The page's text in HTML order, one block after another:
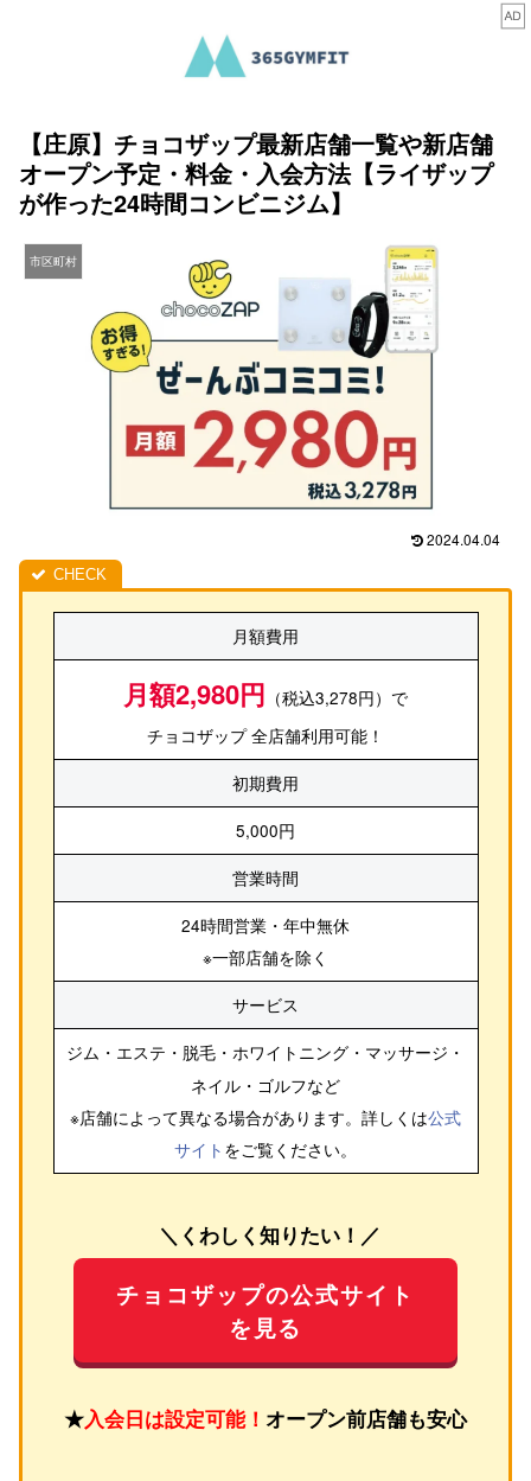
【庄原】チョコザップ最新店舗一覧や新店舗
オープン予定・料金・入会方法【ライザップ
が作った24時間コンビニジム】
市区町村
2024.04.04
月額費用
月額2,980円 （税込3,278円）で
チョコザップ 全店舗利用可能！
初期費用
5,000円
営業時間
24時間営業・年中無休
※一部店舗を除く
サービス
ジム・エステ・脱毛・ホワイトニング・マッサージ・
ネイル・ゴルフなど
※店舗によって異なる場合があります。詳しくは公式
サイト をご覧ください。
＼くわしく知りたい！／
チョコザップの公式サイト
を見る
★入会日は設定可能！ オープン前店舗も安心